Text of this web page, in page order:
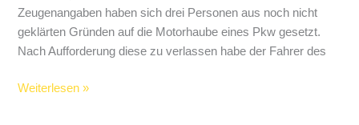
Zeugenangaben haben sich drei Personen aus noch nicht
geklärten Gründen auf die Motorhaube eines Pkw gesetzt.
Nach Aufforderung diese zu verlassen habe der Fahrer des
Tragisch:
Weiterlesen »